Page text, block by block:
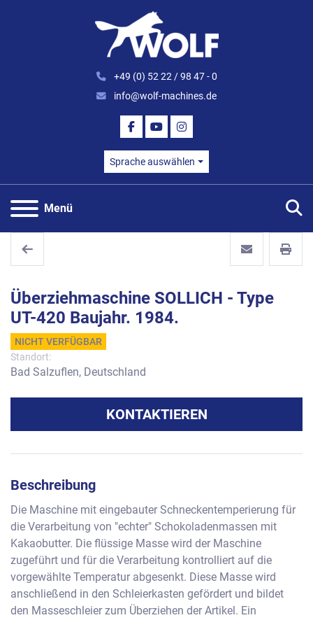
+49 (0) 52 22 / 98 47 - 0
info@wolf-machines.de
FACEBOOK
YOUTUBEINSTAGRAM
Sprache auswählen
Menü
Überziehmaschine SOLLICH - Type
UT-420 Baujahr. 1984.
NICHT VERFÜGBAR
Standort:
Bad Salzuflen, Deutschland
KONTAKTIEREN
Beschreibung
Die Maschine mit eingebauter Schneckentemperierung für
die Verarbeitung von "echter" Schokoladenmassen mit
Kakaobutter. Die flüssige Masse wird der Maschine
zugeführt und für die Verarbeitung kontrolliert auf die
vorgewählte Temperatur abgesenkt. Diese Masse wird
anschließend in den Schleierkasten gefördert und bildet
den Masseschleier zum Überziehen der Artikel. Ein